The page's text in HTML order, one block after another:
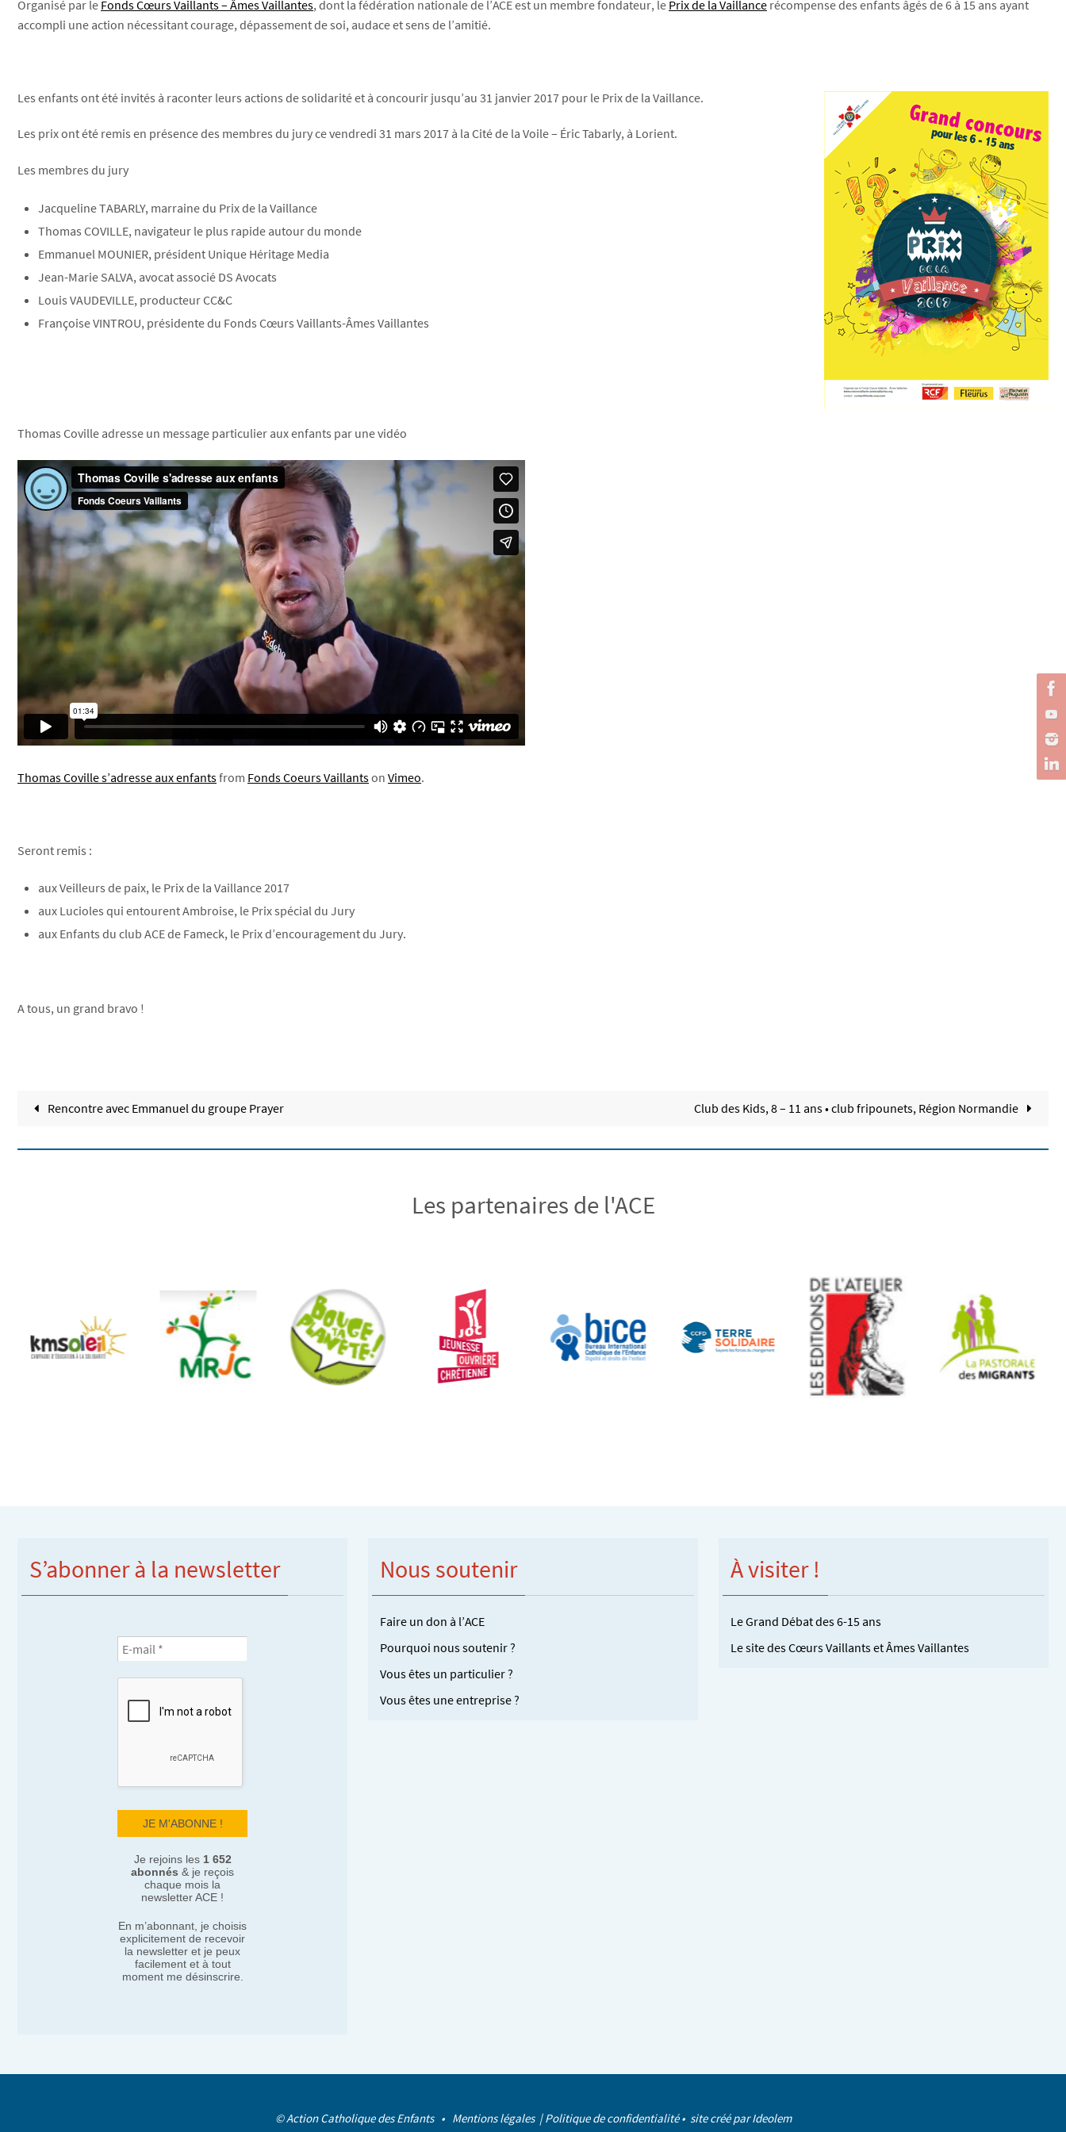
Organisé par le Fonds Cœurs Vaillants – Âmes Vaillantes, dont la fédération nationale de l’ACE est un membre fondateur, le Prix de la Vaillance récompense des enfants âgés de 6 à 15 ans ayant
accompli une action nécessitant courage, dépassement de soi, audace et sens de l’amitié.
Les enfants ont été invités à raconter leurs actions de solidarité et à concourir jusqu’au 31 janvier 2017 pour le Prix de la Vaillance.
Les prix ont été remis en présence des membres du jury ce vendredi 31 mars 2017 à la Cité de la Voile – Éric Tabarly, à Lorient.
Les membres du jury
Jacqueline TABARLY, marraine du Prix de la Vaillance
Thomas COVILLE, navigateur le plus rapide autour du monde
Emmanuel MOUNIER, président Unique Héritage Media
Jean-Marie SALVA, avocat associé DS Avocats
Louis VAUDEVILLE, producteur CC&C
Françoise VINTROU, présidente du Fonds Cœurs Vaillants-Âmes Vaillantes
Thomas Coville adresse un message particulier aux enfants par une vidéo
Thomas Coville s’adresse aux enfantsfrom Fonds Coeurs Vaillantson Vimeo.
Seront remis :
aux Veilleurs de paix, le Prix de la Vaillance 2017
aux Lucioles qui entourent Ambroise, le Prix spécial du Jury
aux Enfants du club ACE de Fameck, le Prix d’encouragement du Jury.
A tous, un grand bravo !
Rencontre avec Emmanuel du groupe Prayer Club des Kids, 8 – 11 ans • club fripounets, Région Normandie
Les partenaires de l'ACE
S’abonner à la newsletter
Je rejoins les 1 652
abonnés & je reçois
chaque mois la
newsletter ACE !
En m’abonnant, je choisis
explicitement de recevoir
la newsletter et je peux
facilement et à tout
moment me désinscrire.
Nous soutenir
Faire un don à l’ACE
Pourquoi nous soutenir ?
Vous êtes un particulier ?
Vous êtes une entreprise ?
À visiter !
Le Grand Débat des 6-15 ans
Le site des Cœurs Vaillants et Âmes Vaillantes
© Action Catholique des Enfants • Mentions légales |Politique de confidentialité• site créé parIdeolem